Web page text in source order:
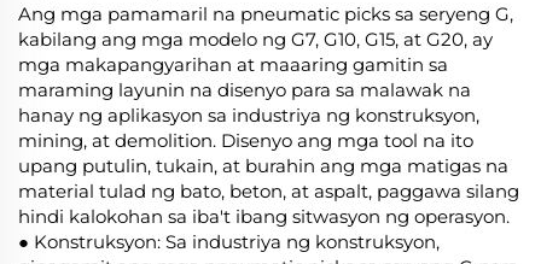
Ang mga pamamaril na pneumatic picks sa seryeng G,
kabilang ang mga modelo ng G7, G10, G15, at G20, ay
mga makapangyarihan at maaaring gamitin sa
maraming layunin na disenyo para sa malawak na
hanay ng aplikasyon sa industriya ng konstruksyon,
mining, at demolition. Disenyo ang mga tool na ito
upang putulin, tukain, at burahin ang mga matigas na
material tulad ng bato, beton, at aspalt, paggawa silang
hindi kalokohan sa iba't ibang sitwasyon ng operasyon.
● Konstruksyon: Sa industriya ng konstruksyon,